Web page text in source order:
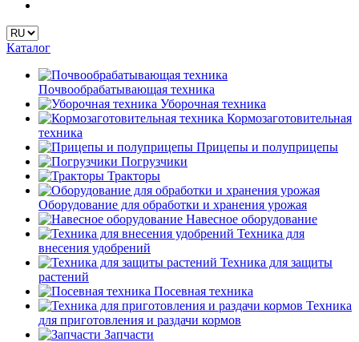
Каталог
Почвообрабатывающая техника
Уборочная техника
Кормозаготовительная
техника
Прицепы и полуприцепы
Погрузчики
Тракторы
Оборудование для обработки и хранения урожая
Навесное оборудование
Техника для
внесения удобрений
Техника для защиты
растений
Посевная техника
Техника
для приготовления и раздачи кормов
Запчасти